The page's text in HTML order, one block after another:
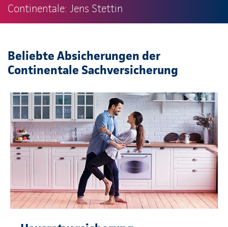
Continentale: Jens Stettin
Beliebte Absicherungen der
Continentale Sachversicherung